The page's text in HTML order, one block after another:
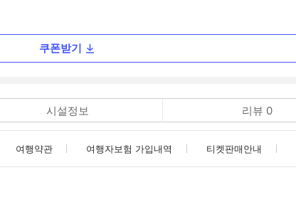
쿠폰받기
시설정보 리뷰 0
여행약관 여행자보험 가입내역 티켓판매안내